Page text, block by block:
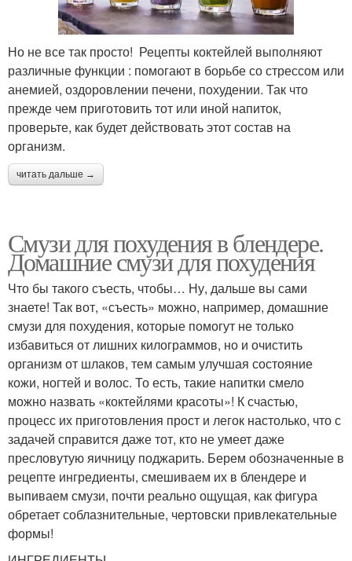
Но не все так просто! Рецепты коктейлей выполняют
различные функции : помогают в борьбе со стрессом или
анемией, оздоровлении печени, похудении. Так что
прежде чем приготовить тот или иной напиток,
проверьте, как будет действовать этот состав на
организм.
читать дальше →
Смузи для похудения в блендере.
Домашние смузи для похудения
Что бы такого съесть, чтобы… Ну, дальше вы сами
знаете! Так вот, «съесть» можно, например, домашние
смузи для похудения, которые помогут не только
избавиться от лишних килограммов, но и очистить
организм от шлаков, тем самым улучшая состояние
кожи, ногтей и волос. То есть, такие напитки смело
можно назвать «коктейлями красоты»! К счастью,
процесс их приготовления прост и легок настолько, что с
задачей справится даже тот, кто не умеет даже
пресловутую яичницу поджарить. Берем обозначенные в
рецепте ингредиенты, смешиваем их в блендере и
выпиваем смузи, почти реально ощущая, как фигура
обретает соблазнительные, чертовски привлекательные
формы!